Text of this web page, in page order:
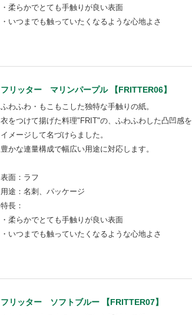
・柔らかでとても手触りが良い表面
・いつまでも触っていたくなるような心地よさ
フリッター マリンパープル 【FRITTER06】
ふわふわ・もこもこした独特な手触りの紙。
衣をつけて揚げた料理"FRIT"の、ふわふわした凸凹感を
イメージして名づけらました。
豊かな連量構成で幅広い用途に対応します。
表面：ラフ
用途：名刺、パッケージ
特長：
・柔らかでとても手触りが良い表面
・いつまでも触っていたくなるような心地よさ
フリッター ソフトブルー 【FRITTER07】